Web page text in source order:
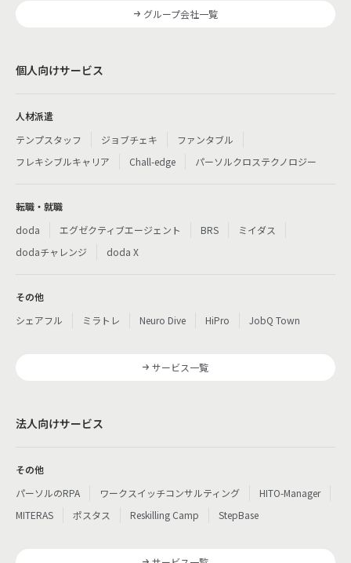
グループ会社一覧
個人向けサービス
人材派遣
テンプスタッフ
ジョブチェキ
ファンタブル
フレキシブルキャリア
Chall-edge パーソルクロステクノロジー
転職・就職
doda
エグゼクティブエージェント BRS
ミイダス
dodaチャレンジ
doda X
その他
シェアフル
ミラトレ Neuro Dive HiPro JobQ Town
サービス一覧
法人向けサービス
その他
パーソルのRPA
ワークスイッチコンサルティング
HITO-Manager
MITERAS
ポスタス Reskilling Camp StepBase